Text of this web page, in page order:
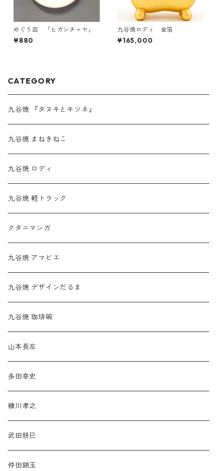
めぐり皿 「ヒガシチャヤ」
¥880
九谷焼ロディ 金箔
¥165,000
CATEGORY
九谷焼 『タヌキとキツネ』
九谷焼 まねきねこ
九谷焼 ロディ
九谷焼 軽トラック
クタニマンガ
九谷焼 アマビエ
九谷焼 デザインだるま
九谷焼 珈琲碗
山本長左
多田幸史
糠川孝之
武田朋巳
仲田錦玉